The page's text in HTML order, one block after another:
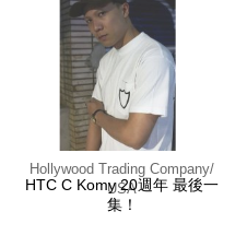
Hollywood Trading Company/
USA
HTC C Komy 20週年 最後一
集！